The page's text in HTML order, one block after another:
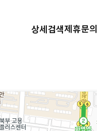
상세검색제휴문의